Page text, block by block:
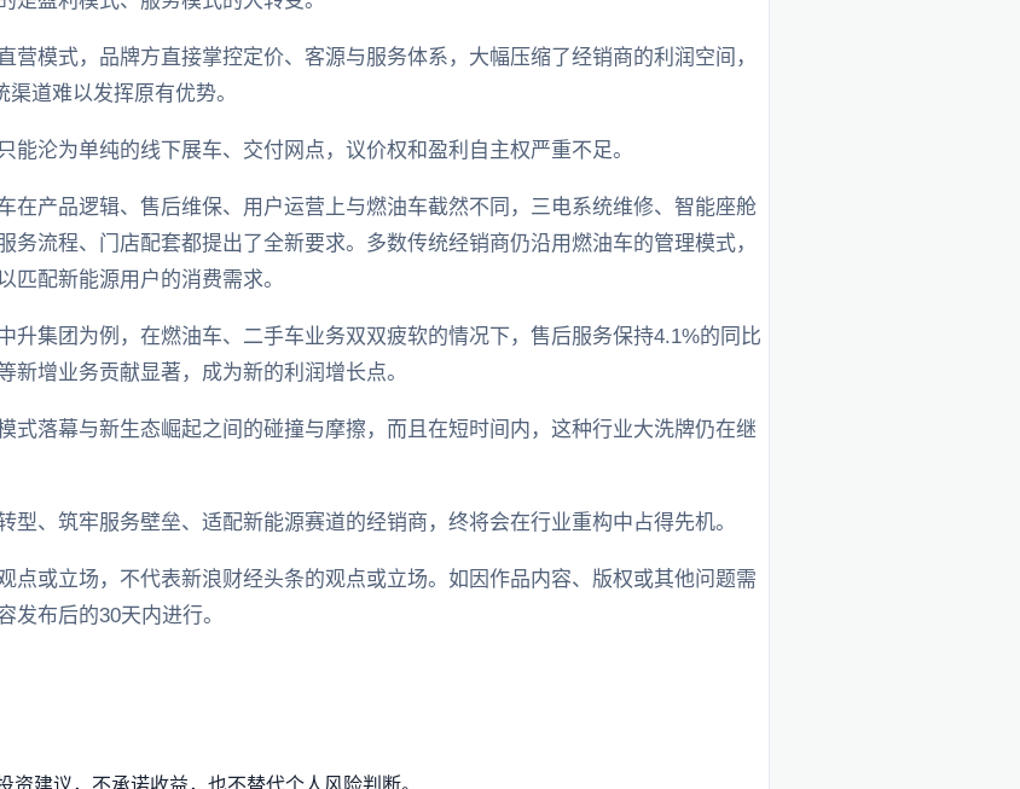
营模式，品牌方直接掌控定价、客源与服务体系，大幅压缩了经销商的利润空间，
道难以发挥原有优势。
能沦为单纯的线下展车、交付网点，议价权和盈利自主权严重不足。
在产品逻辑、售后维保、用户运营上与燃油车截然不同，三电系统维修、智能座舱
务流程、门店配套都提出了全新要求。多数传统经销商仍沿用燃油车的管理模式，
匹配新能源用户的消费需求。
升集团为例，在燃油车、二手车业务双双疲软的情况下，售后服务保持4.1%的同比
增业务贡献显著，成为新的利润增长点。
式落幕与新生态崛起之间的碰撞与摩擦，而且在短时间内，这种行业大洗牌仍在继
型、筑牢服务壁垒、适配新能源赛道的经销商，终将会在行业重构中占得先机。
点或立场，不代表新浪财经头条的观点或立场。如因作品内容、版权或其他问题需
发布后的30天内进行。